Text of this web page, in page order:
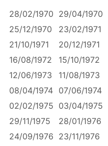
28/02/1970 29/04/1970
25/12/1970
23/02/1971
21/10/1971
20/12/1971
16/08/1972
15/10/1972
12/06/1973
11/08/1973
08/04/1974 07/06/1974
02/02/1975 03/04/1975
29/11/1975
28/01/1976
24/09/1976 23/11/1976